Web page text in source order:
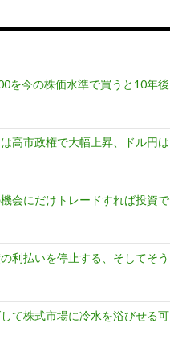
を今の株価水準で買うと10年後
高市政権で大幅上昇、ドル円は
会にだけトレードすれば投資で
利払いを停止する、そしてそう
て株式市場に冷水を浴びせる可